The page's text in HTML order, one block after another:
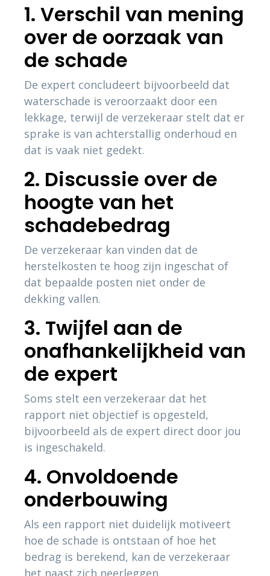
1. Verschil van mening
over de oorzaak van
de schade
De expert concludeert bijvoorbeeld dat
waterschade is veroorzaakt door een
lekkage, terwijl de verzekeraar stelt dat er
sprake is van achterstallig onderhoud en
dat is vaak niet gedekt.
2. Discussie over de
hoogte van het
schadebedrag
De verzekeraar kan vinden dat de
herstelkosten te hoog zijn ingeschat of
dat bepaalde posten niet onder de
dekking vallen.
3. Twijfel aan de
onafhankelijkheid van
de expert
Soms stelt een verzekeraar dat het
rapport niet objectief is opgesteld,
bijvoorbeeld als de expert direct door jou
is ingeschakeld.
4. Onvoldoende
onderbouwing
Als een rapport niet duidelijk motiveert
hoe de schade is ontstaan of hoe het
bedrag is berekend, kan de verzekeraar